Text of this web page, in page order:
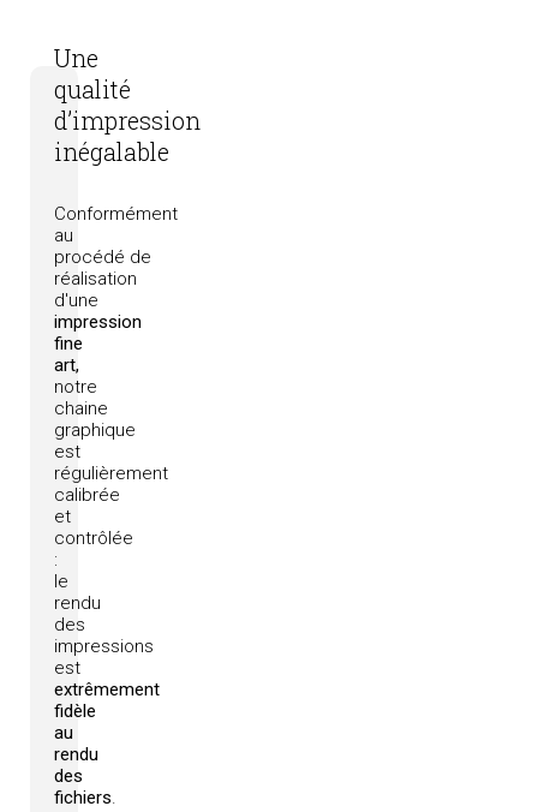
Une
qualité
d’impression
inégalable
Conformément
au
procédé de
réalisation
d'une
impression
fine
art,
notre
chaine
graphique
est
régulièrement
calibrée
et
contrôlée
:
le
rendu
des
impressions
est
extrêmement
fidèle
au
rendu
des
fichiers.